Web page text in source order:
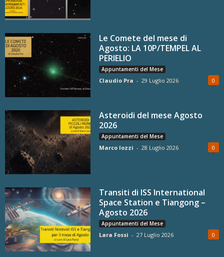
Le Comete del mese di
Agosto: LA 10P/TEMPEL AL
PERIELIO
Appuntamenti del Mese
Claudio Pra - 29 Luglio 2026 0
Asteroidi del mese Agosto
2026
Appuntamenti del Mese
Marco Iozzi - 28 Luglio 2026 0
Transiti di ISS International
Space Station e Tiangong –
Agosto 2026
Appuntamenti del Mese
Lara Fossi - 27 Luglio 2026 0